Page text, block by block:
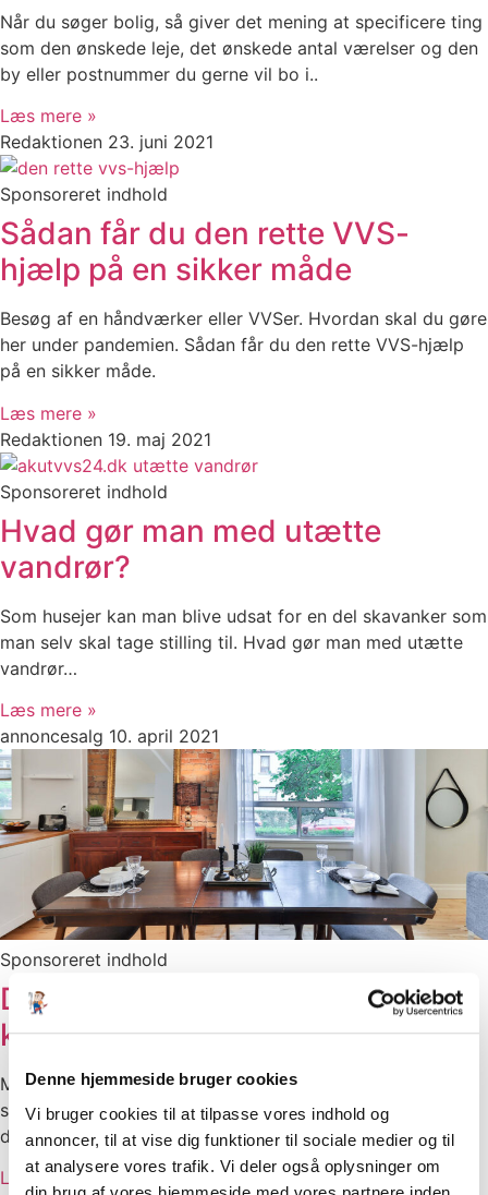
Denne hjemmeside bruger cookies
Vi bruger cookies til at tilpasse vores indhold og
annoncer, til at vise dig funktioner til sociale medier og til
at analysere vores trafik. Vi deler også oplysninger om
Når du søger bolig, så giver det mening at specificere ting
som den ønskede leje, det ønskede antal værelser og den
by eller postnummer du gerne vil bo i..
Læs mere »
Redaktionen 23. juni 2021
Sponsoreret indhold
Sådan får du den rette VVS-
hjælp på en sikker måde
Besøg af en håndværker eller VVSer. Hvordan skal du gøre
her under pandemien. Sådan får du den rette VVS-hjælp
på en sikker måde.
Læs mere »
Redaktionen 19. maj 2021
Sponsoreret indhold
Hvad gør man med utætte
vandrør?
Som husejer kan man blive udsat for en del skavanker som
man selv skal tage stilling til. Hvad gør man med utætte
vandrør…
Læs mere »
annoncesalg 10. april 2021
Sponsoreret indhold
Disse detaljer vil pifte hele dit
køkken op
Måske dit køkken er gammelt og gået lidt af mode, eller
så har bare trang til at der skal ske noget nyt. Disse
detaljer vil pifte hele dit køkken op..
Læs mere »